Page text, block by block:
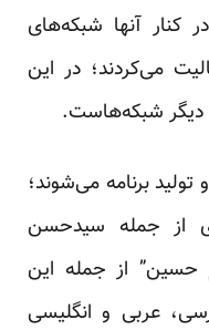
کنار آنها شبکه‌های
می‌کردند؛ در این
دیگر شبکه‌هاست.
برنامه می‌شوند؛
از جمله سیدحسن
حسین” از جمله این
عربی و انگلیسی